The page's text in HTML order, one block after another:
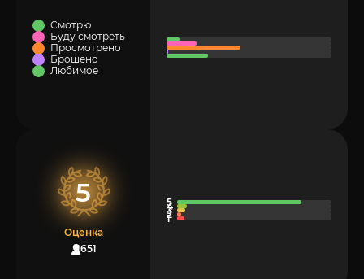
Смотрю
Буду смотреть
Просмотрено
Брошено
Любимое
5
Оценка
1651